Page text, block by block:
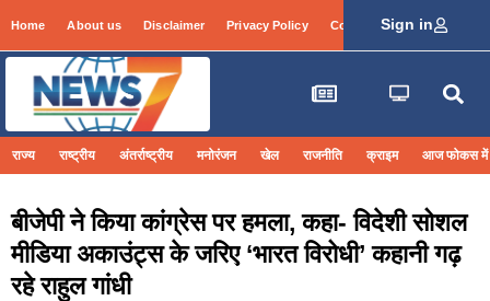
Home About us Disclaimer Privacy Policy Contact Info Login
Sign in
राज्य राष्ट्रीय अंतर्राष्ट्रीय मनोरंजन खेल राजनीति क्राइम आज फोकस में
बीजेपी ने किया कांग्रेस पर हमला, कहा- विदेशी सोशल
मीडिया अकाउंट्स के जरिए ‘भारत विरोधी’ कहानी गढ़
रहे राहुल गांधी